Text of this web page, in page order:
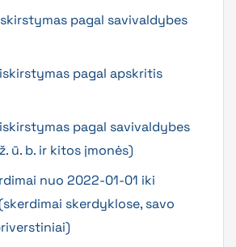
pagal savivaldybes
pagal apskritis
pagal savivaldybes
ū. b. ir kitos įmonės)
nuo 2022-01-01 iki
skerdyklose, savo